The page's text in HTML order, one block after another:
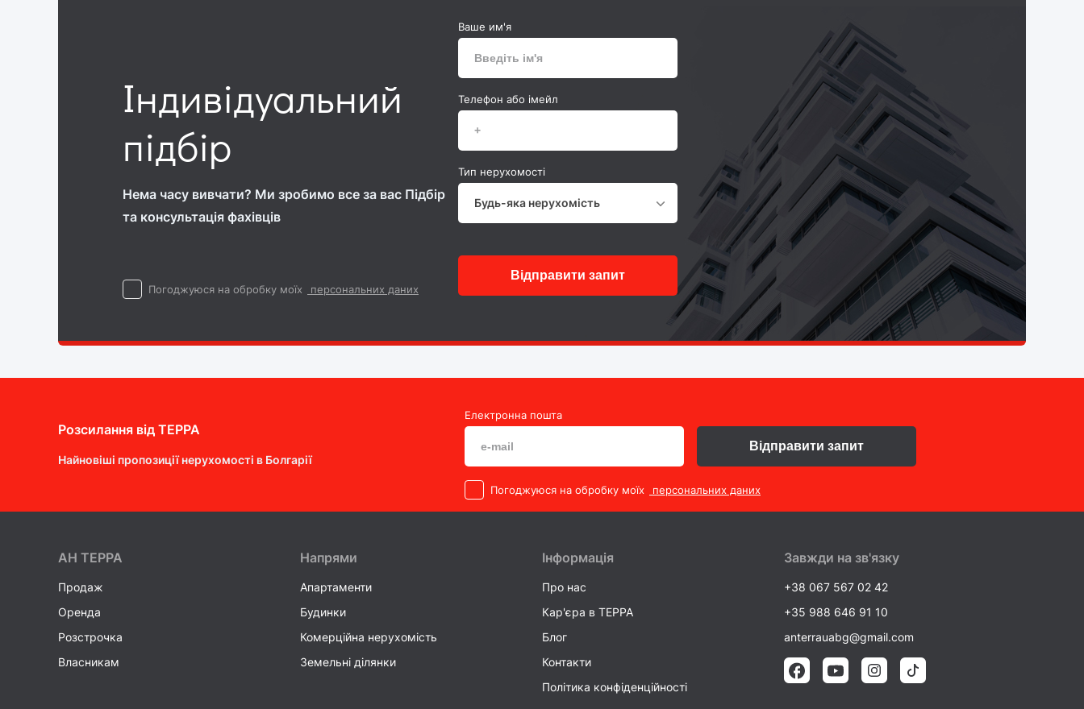
Індивідуальний
підбір
Нема часу вивчати? Ми зробимо все за вас Підбір
та консультація фахівців
Ваше им'я
Телефон або імейл
Тип нерухомості
Будь-яка нерухомість
Відправити запит
Погоджуюся на обробку моїх персональних даних
Розсилання від ТEPPA
Найновіші пропозиції нерухомості в Болгарії
Електронна пошта
Погоджуюся на обробку моїх персональних даних
Відправити запит
AH ТEPPA
Продаж
Оренда
Розстрочка
Власникам
Напрями
Апартаменти
Будинки
Комерційна нерухомість
Земельні ділянки
Інформація
Про нас
Кар'єра в TEPPA
Блог
Контакти
Політика конфіденційності
Завжди на зв'язку
+38 067 567 02 42
+35 988 646 91 10
anterrauabg@gmail.com